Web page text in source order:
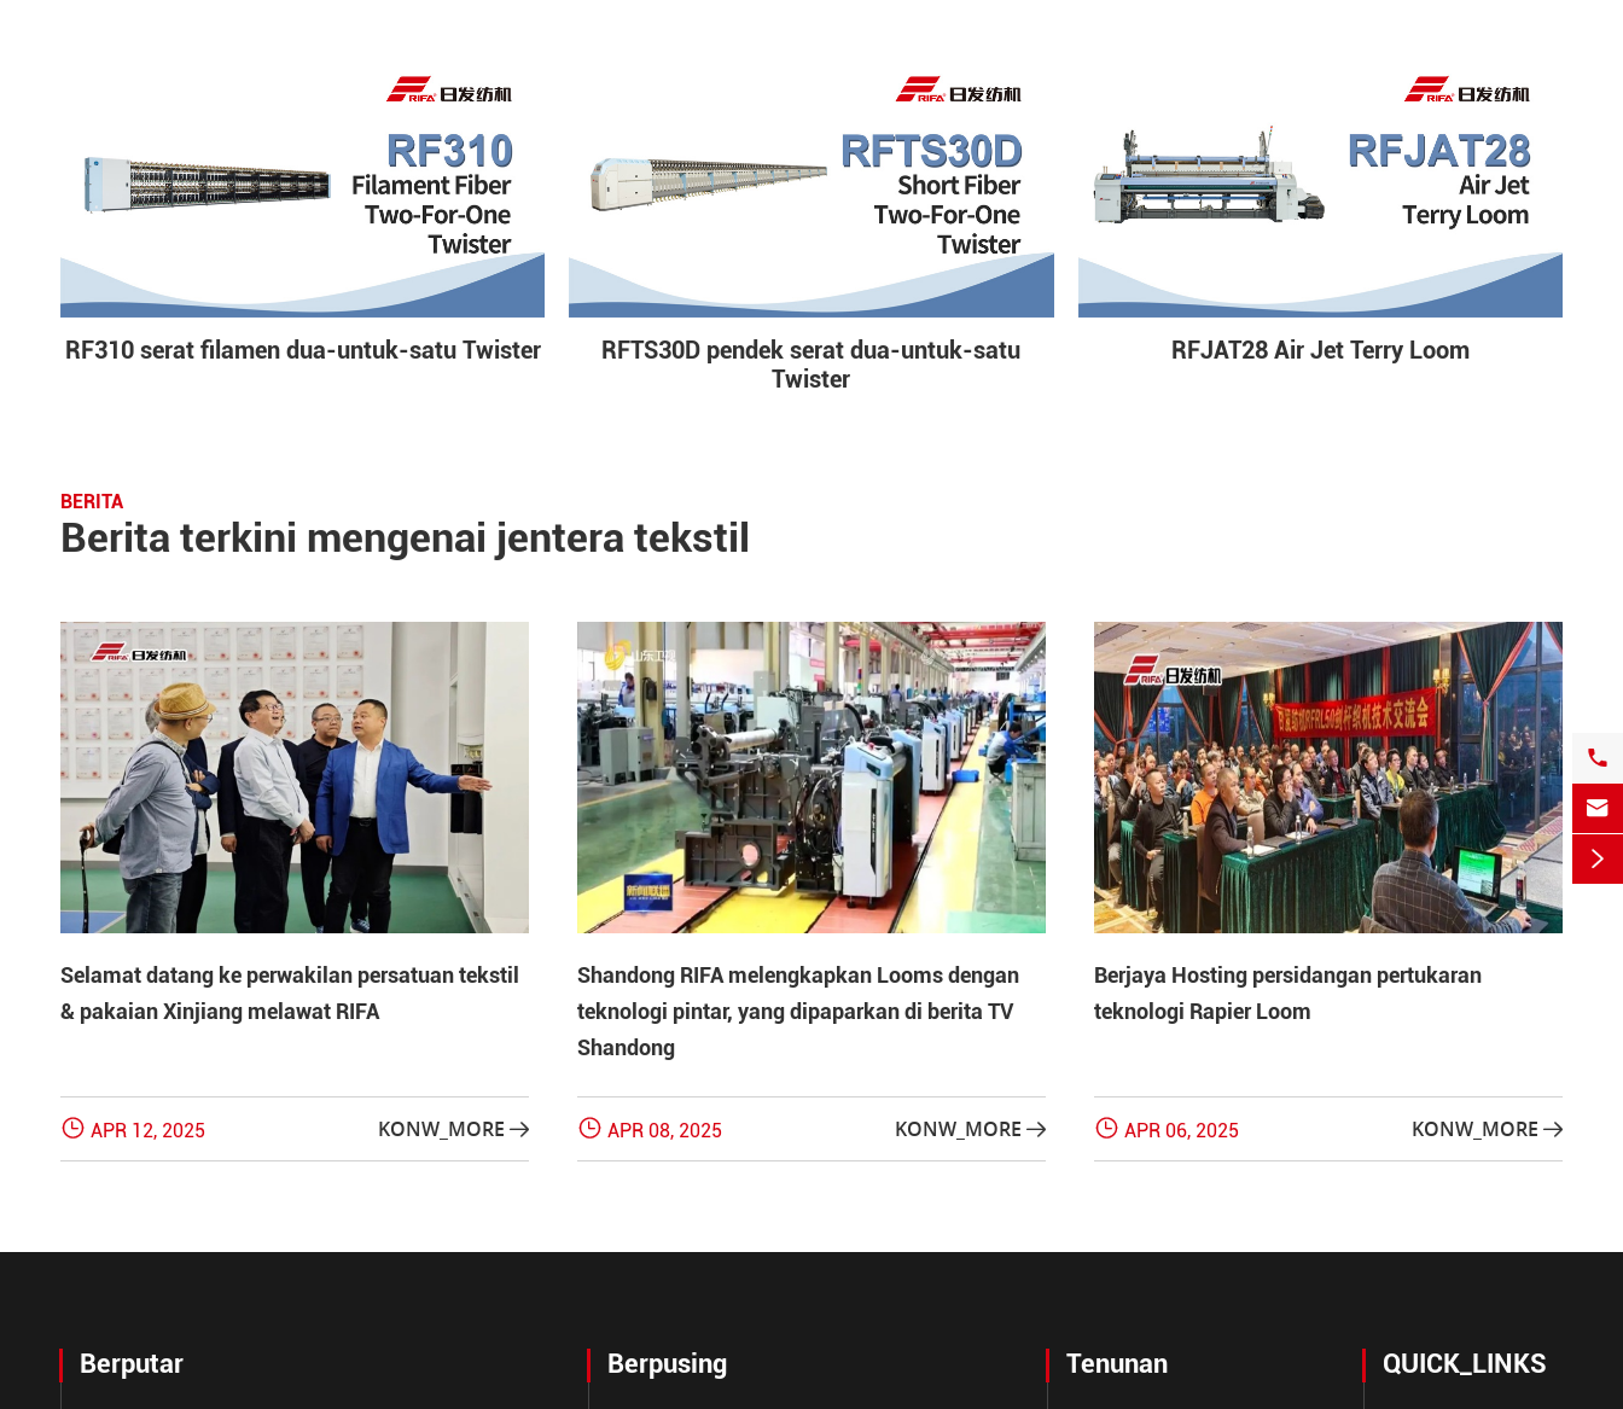
RF310 serat filamen dua-untuk-satu Twister
RFTS30D pendek serat dua-untuk-satu
Twister
RFJAT28 Air Jet Terry Loom
BERITA
Berita terkini mengenai jentera tekstil
Selamat datang ke perwakilan persatuan tekstil
& pakaian Xinjiang melawat RIFA
 APR 12, 2025 KONW_MORE 
Shandong RIFA melengkapkan Looms dengan
teknologi pintar, yang dipaparkan di berita TV
Shandong
 APR 08, 2025 KONW_MORE 
Berjaya Hosting persidangan pertukaran
teknologi Rapier Loom
 APR 06, 2025 KONW_MORE 
Berputar Berpusing Tenunan QUICK_LINKS


